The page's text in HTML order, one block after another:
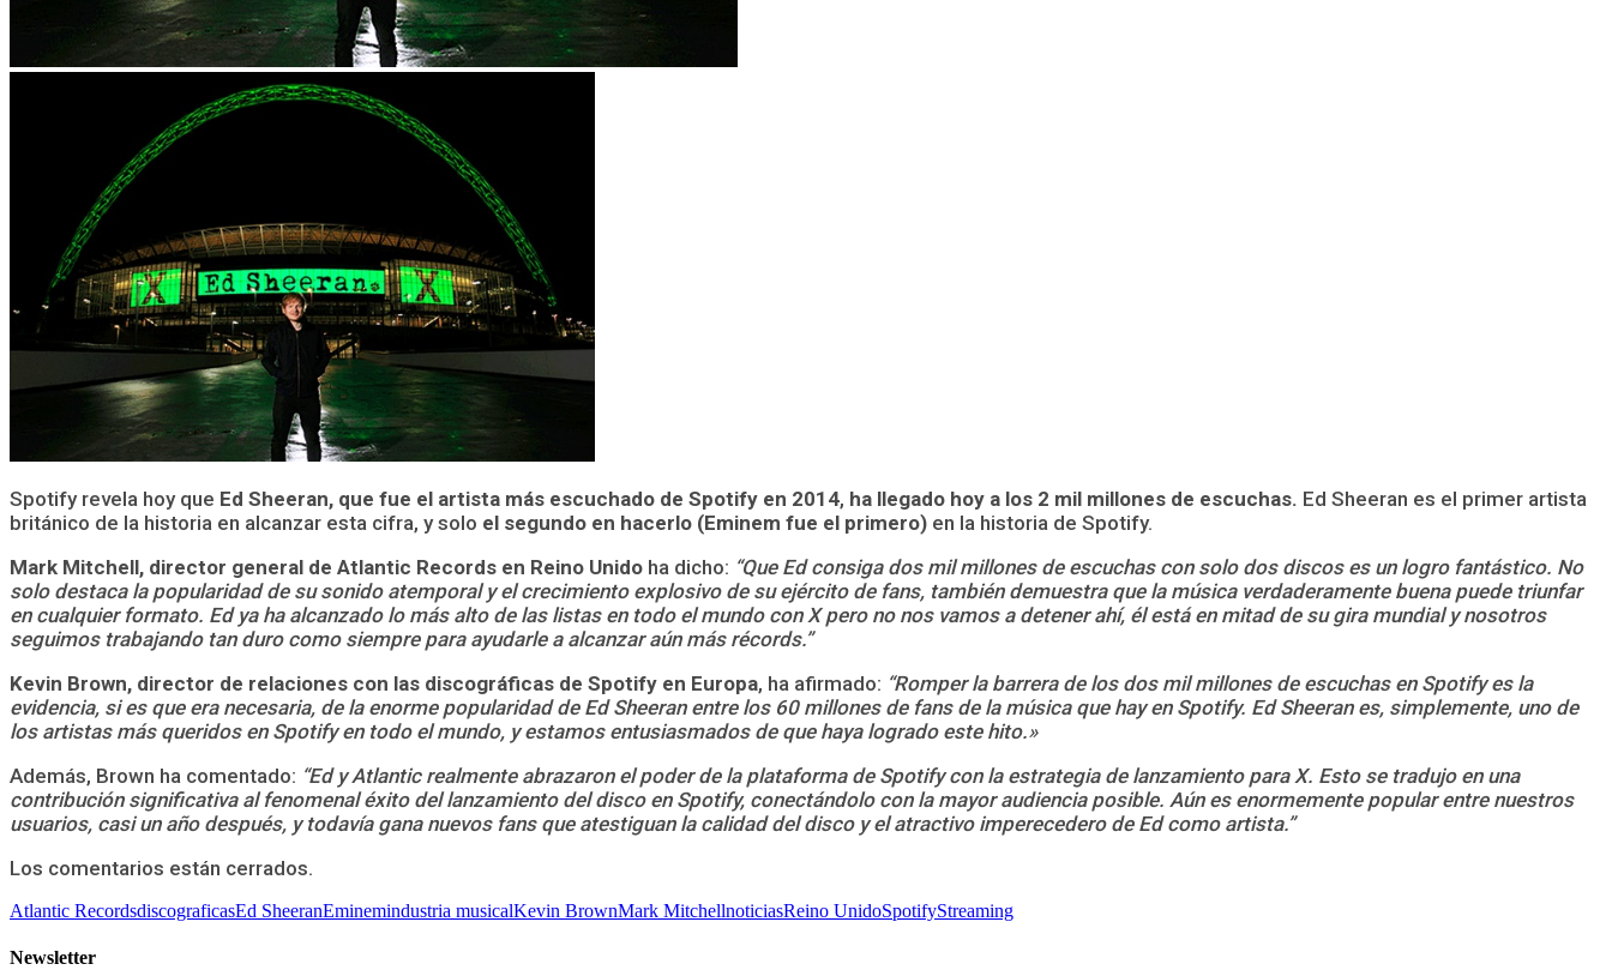
Spotify revela hoy que Ed Sheeran, que fue el artista más escuchado de Spotify en 2014, ha llegado hoy a los 2 mil millones de escuchas. Ed Sheeran es el primer artista
británico de la historia en alcanzar esta cifra, y solo el segundo en hacerlo (Eminem fue el primero) en la historia de Spotify.
Mark Mitchell, director general de Atlantic Records en Reino Unido ha dicho: “Que Ed consiga dos mil millones de escuchas con solo dos discos es un logro fantástico. No
solo destaca la popularidad de su sonido atemporal y el crecimiento explosivo de su ejército de fans, también demuestra que la música verdaderamente buena puede triunfar
en cualquier formato. Ed ya ha alcanzado lo más alto de las listas en todo el mundo con X pero no nos vamos a detener ahí, él está en mitad de su gira mundial y nosotros
seguimos trabajando tan duro como siempre para ayudarle a alcanzar aún más récords.”
Kevin Brown, director de relaciones con las discográficas de Spotify en Europa, ha afirmado: “Romper la barrera de los dos mil millones de escuchas en Spotify es la
evidencia, si es que era necesaria, de la enorme popularidad de Ed Sheeran entre los 60 millones de fans de la música que hay en Spotify. Ed Sheeran es, simplemente, uno de
los artistas más queridos en Spotify en todo el mundo, y estamos entusiasmados de que haya logrado este hito.»
Además, Brown ha comentado: “Ed y Atlantic realmente abrazaron el poder de la plataforma de Spotify con la estrategia de lanzamiento para X. Esto se tradujo en una
contribución significativa al fenomenal éxito del lanzamiento del disco en Spotify, conectándolo con la mayor audiencia posible. Aún es enormemente popular entre nuestros
usuarios, casi un año después, y todavía gana nuevos fans que atestiguan la calidad del disco y el atractivo imperecedero de Ed como artista.”
Los comentarios están cerrados.
Atlantic RecordsdiscograficasEd SheeranEminemindustria musicalKevin BrownMark MitchellnoticiasReino UnidoSpotifyStreaming
Newsletter